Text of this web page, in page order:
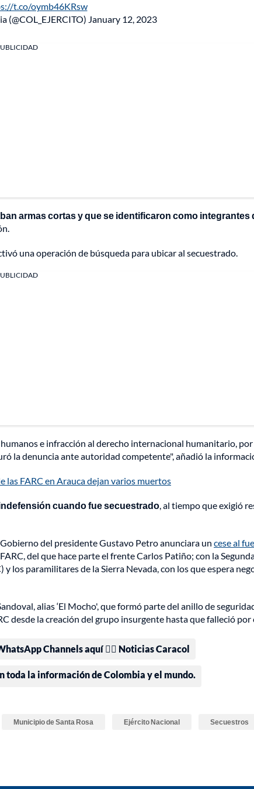
t.co/oymb46KRsw
(@COL_EJERCITO) January 12, 2023
armas cortas y que se identificaron como integrantes
una operación de búsqueda para ubicar al secuestrado.
e infracción al derecho internacional humanitario,
la denuncia ante autoridad competente", añadió la
las FARC en Arauca dejan varios muertos
cuando fue secuestrado, al tiempo que exigió
del presidente Gustavo Petro anunciara un cese al
del que hace parte el frente Carlos Patiño; con la
los paramilitares de la Sierra Nevada, con los que espera
alias ‘El Mocho', que formó parte del anillo de
desde la creación del grupo insurgente hasta que falleció por
Channels aquí 👉🏻 Noticias Caracol
toda la información de Colombia y el mundo.
Municipio de Santa Rosa Ejército Nacional Secuestros